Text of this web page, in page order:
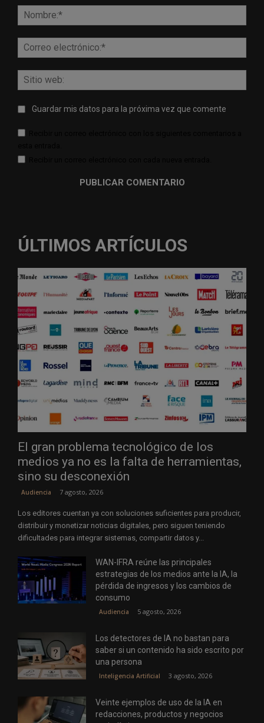
Guardar mis datos para la próxima vez que comente
ÚLTIMOS ARTÍCULOS
El gran problema tecnológico de los
medios ya no es la falta de herramientas,
sino su desconexión
Audiencia 7 agosto, 2026
Los editores cuentan ya con soluciones suficientes para producir,
distribuir y monetizar noticias digitales, pero siguen teniendo
dificultades para integrar sistemas, compartir datos y...
WAN-IFRA reúne las principales
estrategias de los medios ante la IA, la
pérdida de ingresos y los cambios de
consumo
Audiencia 5 agosto, 2026
Los detectores de IA no bastan para
saber si un contenido ha sido escrito por
una persona
Inteligencia Artificial 3 agosto, 2026
Veinte ejemplos de uso de la IA en
redacciones, productos y negocios